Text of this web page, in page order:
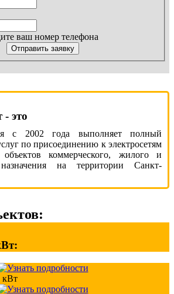
ваш номер телефона
Отправить заявку
- это
с 2002 года выполняет полный
по присоединению к электросетям
коммерческого, жилого и
на территории Санкт-
кВт